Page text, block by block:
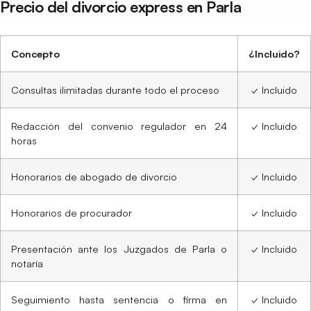
Precio del divorcio express en Parla
Concepto ¿Incluido?
Consultas ilimitadas durante todo el proceso ✓ Incluido
Redacción del convenio regulador en 24
horas
✓ Incluido
Honorarios de abogado de divorcio ✓ Incluido
Honorarios de procurador ✓ Incluido
Presentación ante los Juzgados de Parla o
notaría
✓ Incluido
Seguimiento hasta sentencia o firma en
✓ Incluido